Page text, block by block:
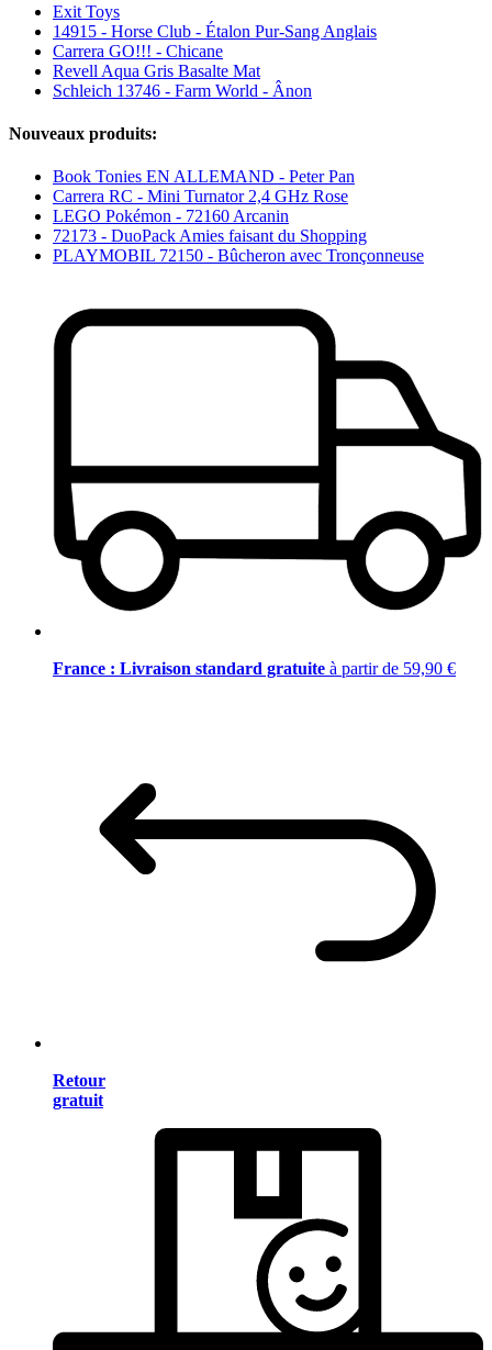
Exit Toys
14915 - Horse Club - Étalon Pur-Sang Anglais
Carrera GO!!! - Chicane
Revell Aqua Gris Basalte Mat
Schleich 13746 - Farm World - Ânon
Nouveaux produits:
Book Tonies EN ALLEMAND - Peter Pan
Carrera RC - Mini Turnator 2,4 GHz Rose
LEGO Pokémon - 72160 Arcanin
72173 - DuoPack Amies faisant du Shopping
PLAYMOBIL 72150 - Bûcheron avec Tronçonneuse
France : Livraison standard gratuite à partir de 59,90 €
Retour
gratuit